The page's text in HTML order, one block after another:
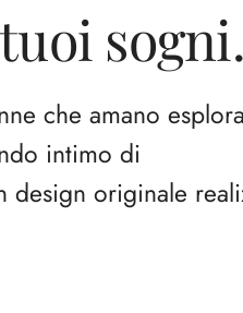
sogni.
che amano
intimo di
design originale